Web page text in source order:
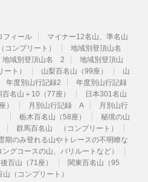
フィール
マイナー12名山、準名山
ンプリート）
地域別登頂山名
地域別登頂山名 2
地域別登頂山
ト） 山梨百名山（99座）
山
年度別山行記録2
年度別山行記録
百名山＋10（77座）
日本301名山
） 月別山行記録 A
月別山行
栃木百名山（58座）
秘境の山
群馬百名山 （コンプリート）
期のみ登れる山やトレースの不明瞭な
グコースの山、バリルートなど）
百山（71座）
関東百名山（95
山（コンプリート）